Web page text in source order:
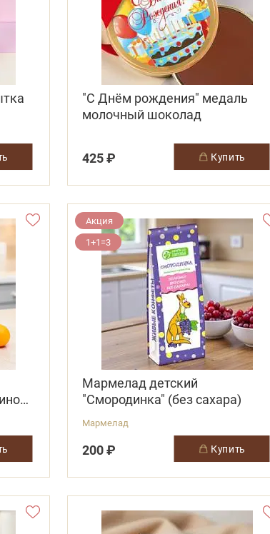
"С Днём рождения" медаль
молочный шоколад
425 ₽ купить
Акция
1+1=3
Мармелад детский
"Смородинка" (без сахара)
Мармелад
200 ₽ купить